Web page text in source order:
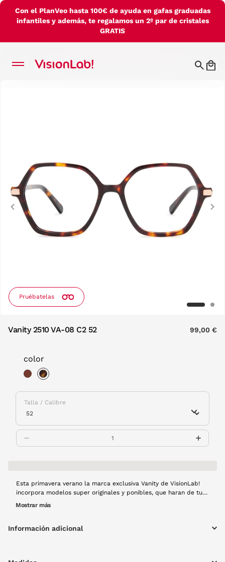
Con el PlanVeo hasta 100€ de ayuda en gafas graduadas
infantiles y además, te regalamos un 2º par de cristales
GRATIS
Pruébatelas
Previous
Vanity 2510 VA-08 C2 52 99,00 €
color
Talla / Calibre
Esta primavera verano la marca exclusiva Vanity de VisionLab!
incorpora modelos super originales y ponibles, que haran de tu
look la envidia de todos. Esta Vanity 2510 VA-08 tiene una forma
luminosidad para tu mirada.
Mostrar más
Información adicional